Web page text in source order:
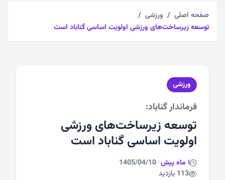
چندرسانه
فرهنگی
ورزشی
صفحه اصلی
ورزشی
توسعه زیرساخت‌های ورزشی اولویت اساسی گناباد است
ورزشی
فرماندار گناباد:
توسعه زیرساخت‌های ورزشی
اولویت اساسی گناباد است
1 ماه پیش ·
1405/04/10
113 بازدید